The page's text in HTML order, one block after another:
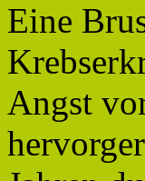
Eine
Angst